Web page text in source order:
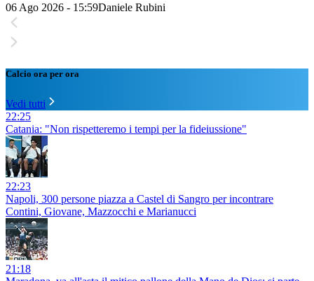
06 Ago 2026 - 15:59Daniele Rubini
Calcio ora per ora
Vedi tutti
22:25
Catania: "Non rispetteremo i tempi per la fideiussione"
22:23
Napoli, 300 persone piazza a Castel di Sangro per incontrare
Contini, Giovane, Mazzocchi e Marianucci
21:18